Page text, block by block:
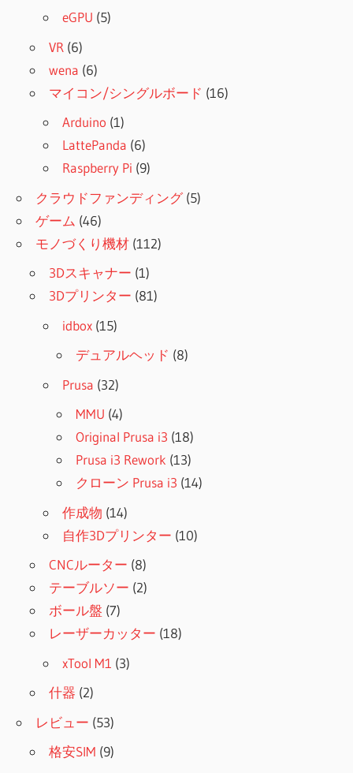
eGPU (5)
VR (6)
wena (6)
マイコン/シングルボード (16)
Arduino (1)
LattePanda (6)
Raspberry Pi (9)
クラウドファンディング(5)
ゲーム (46)
モノづくり機材 (112)
3Dスキャナー (1)
3Dプリンター (81)
idbox (15)
デュアルヘッド (8)
Prusa (32)
MMU (4)
Original Prusa i3 (18)
Prusa i3 Rework (13)
クローン Prusa i3 (14)
作成物 (14)
自作3Dプリンター (10)
CNCルーター (8)
テーブルソー (2)
ボール盤 (7)
レーザーカッター (18)
xTool M1 (3)
什器 (2)
レビュー (53)
格安SIM (9)